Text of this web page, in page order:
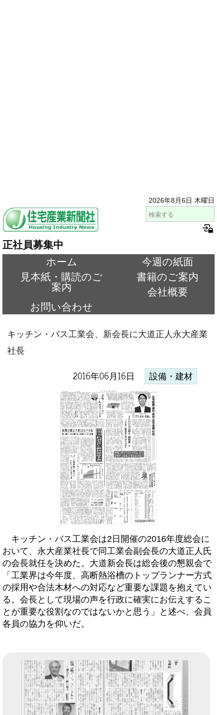
2026年8月6日 木曜日
正社員募集中
ホーム
今週の紙面
見本紙・購読のご
案内
書籍のご案内
会社概要
お問い合わせ
キッチン・バス工業会、新会長に大道正人永大産業
社長
2016年06月16日 設備・建材
キッチン・バス工業会は2日開催の2016年度総会に
おいて、永大産業社長で同工業会副会長の大道正人氏
の会長就任を決めた。大道新会長は総会後の懇親会で
「工業界は今年度、高断熱浴槽のトップランナー方式
の採用や合法木材への対応など重要な課題を抱えてい
る。会長として現場の声を行政に確実にお伝えするこ
とが重要な役割なのではないかと思う」と述べ、会員
各員の協力を仰いだ。